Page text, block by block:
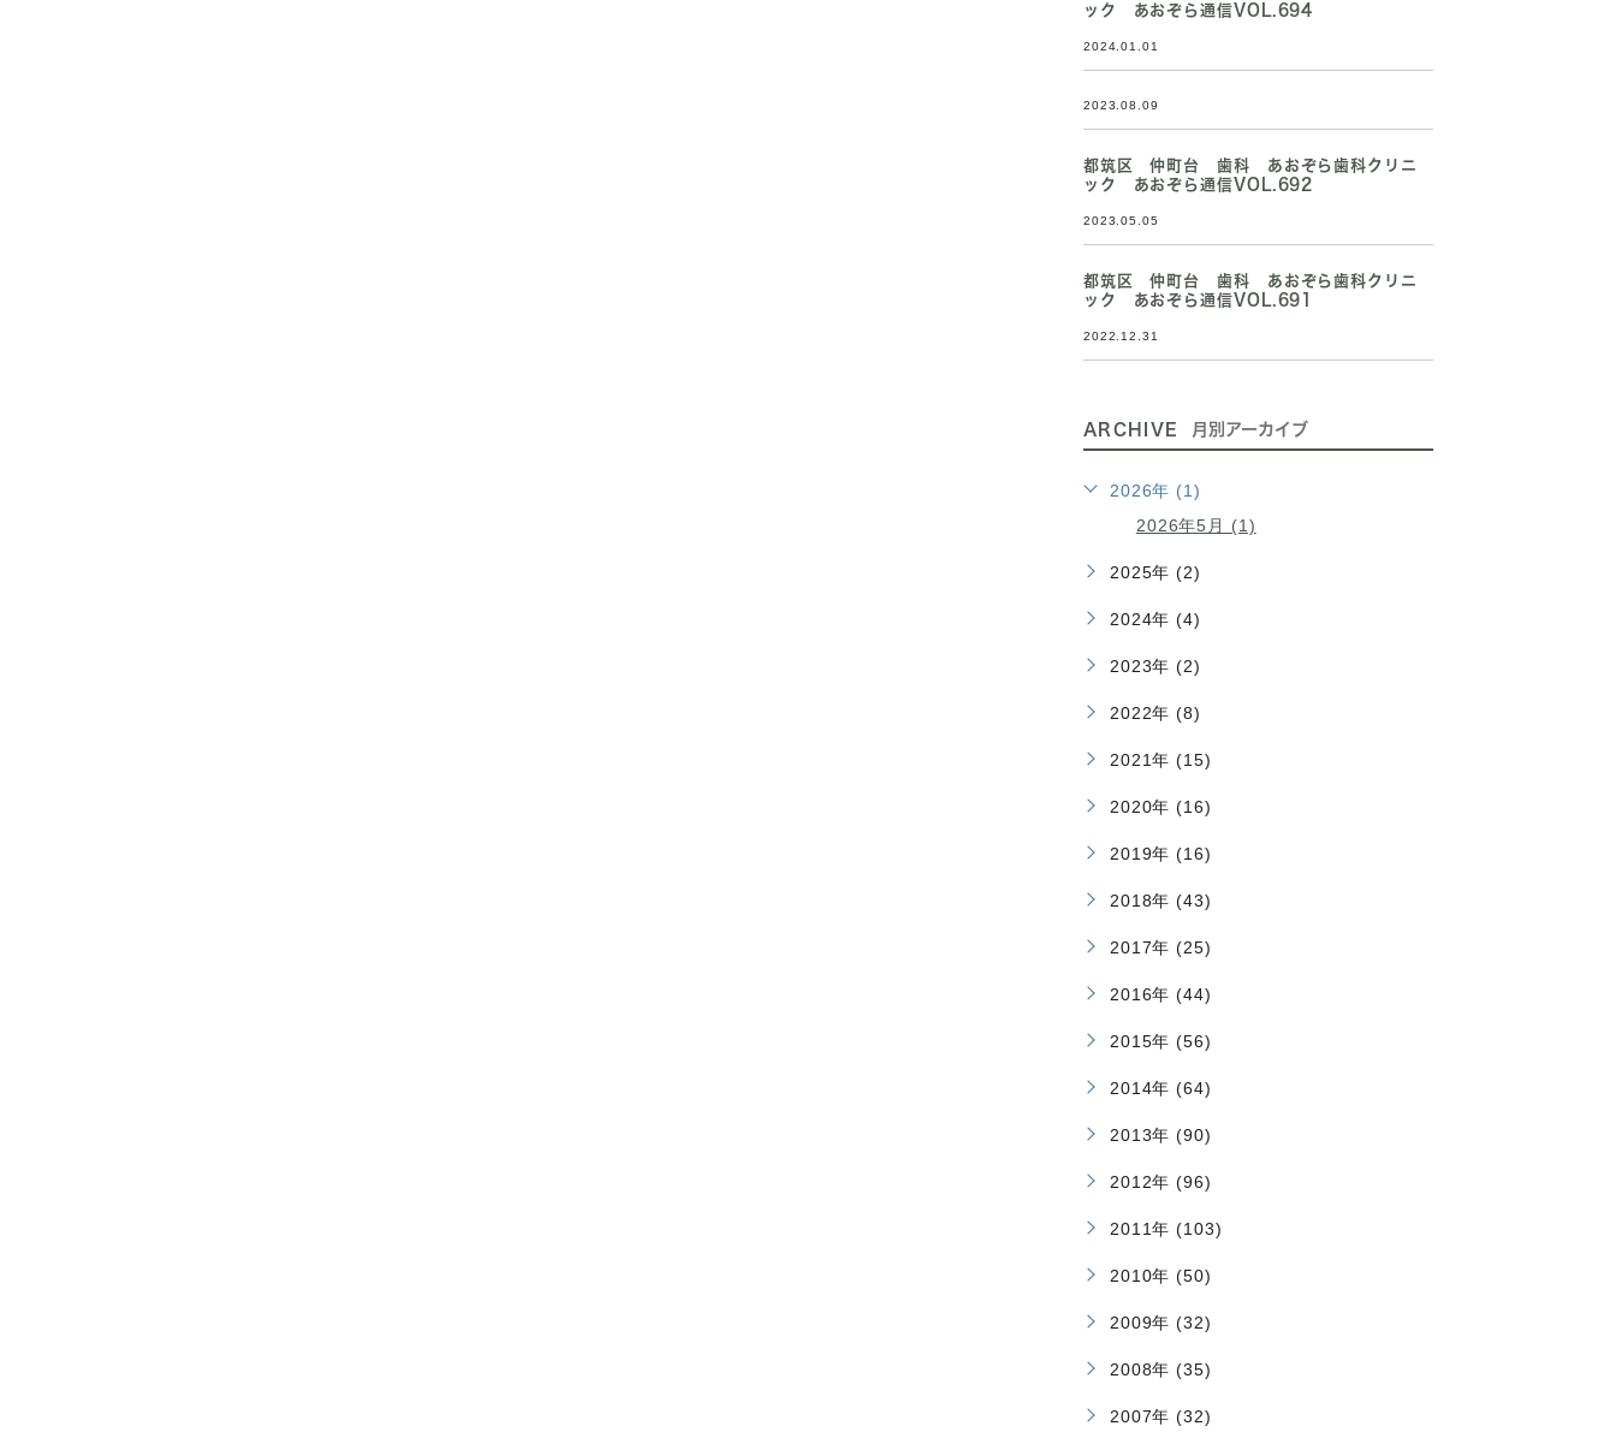
ック あおぞら通信VOL.694
2024.01.01
2023.08.09
都筑区 仲町台 歯科 あおぞら歯科クリニ
ック あおぞら通信VOL.692
2023.05.05
都筑区 仲町台 歯科 あおぞら歯科クリニ
ック あおぞら通信VOL.691
2022.12.31
ARCHIVE 月別アーカイブ
2026年 (1)
2026年5月 (1)
2025年 (2)
2024年 (4)
2023年 (2)
2022年 (8)
2021年 (15)
2020年 (16)
2019年 (16)
2018年 (43)
2017年 (25)
2016年 (44)
2015年 (56)
2014年 (64)
2013年 (90)
2012年 (96)
2011年 (103)
2010年 (50)
2009年 (32)
2008年 (35)
2007年 (32)